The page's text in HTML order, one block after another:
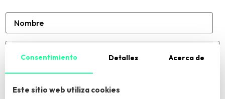
suprimir los datos y ejercer otros derechos según información adicional
Consentimiento Detalles Acerca de
Este sitio web utiliza cookies